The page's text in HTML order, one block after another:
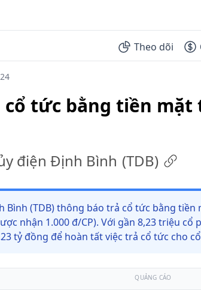
Theo dõi
cổ tức bằng tiền mặt
điện Định Bình (TDB)
Bình (TDB) thông báo trả cổ tức bằng tiền
nhận 1.000 đ/CP). Với gần 8,23 triệu
tỷ đồng để hoàn tất việc trả cổ tức cho
QUẢNG CÁO